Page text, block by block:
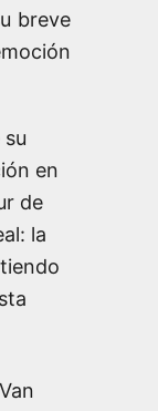
breve
en
de
la